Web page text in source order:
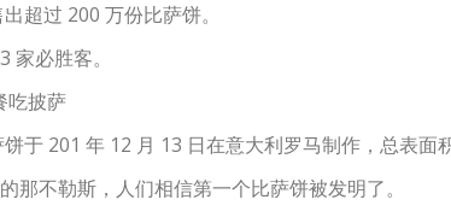
超过 200 万份比萨饼。
家必胜客。
吃披萨
于 201 年 12 月 13 日在意大利罗马制作，总表面
那不勒斯，人们相信第一个比萨饼被发明了。